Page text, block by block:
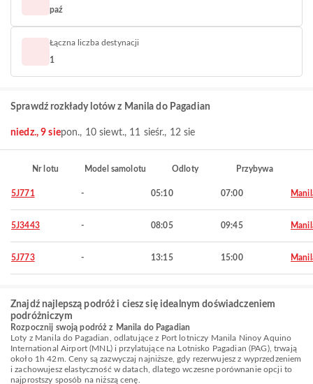
paź
Łączna liczba destynacji
1
Sprawdź rozkłady lotów z Manila do Pagadian
niedz., 9 siepon., 10 siewt., 11 sieśr., 12 sie
Nr lotu Model samolotu Odloty Przybywa
5J771 - 05:10 07:00
5J3443 - 08:05 09:45
5J773 - 13:15 15:00
Znajdź najlepszą podróż i ciesz się idealnym doświadczeniem
podróżniczym
Rozpocznij swoją podróż z Manila do Pagadian
Loty z Manila do Pagadian, odlatujące z Port lotniczy Manila Ninoy Aquino
International Airport (MNL) i przylatujące na Lotnisko Pagadian (PAG), trwają
około 1h 42m. Ceny są zazwyczaj najniższe, gdy rezerwujesz z wyprzedzeniem
i zachowujesz elastyczność w datach, dlatego wczesne porównanie opcji to
najprostszy sposób na niższą cenę.